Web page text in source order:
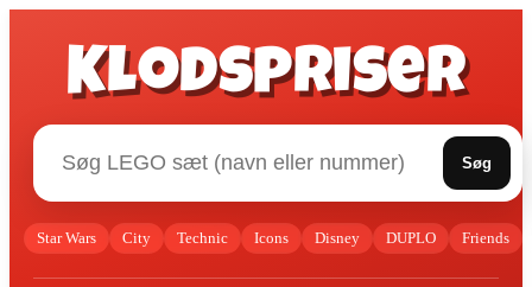
Klodspriser
Søg
Star Wars City Technic Icons Disney DUPLO Friends